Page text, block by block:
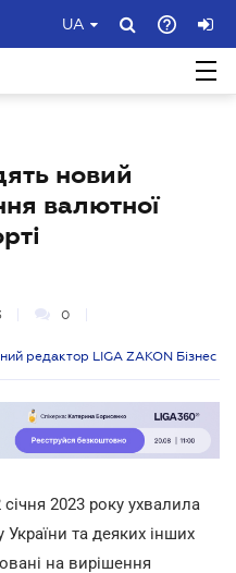
UA
новий
валютної
0
редактор LIGA ZAKON Бізнес
2023 року ухвалила
та деяких інших
на вирішення